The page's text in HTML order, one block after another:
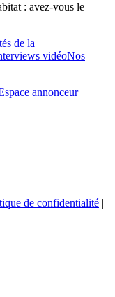
: avez-vous le
de la
vidéoNos
annonceur
de confidentialité |